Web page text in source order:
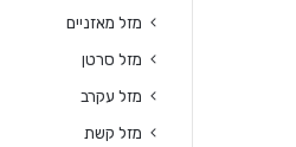
מזל מאזניים
מזל סרטן
מזל עקרב
מזל קשת